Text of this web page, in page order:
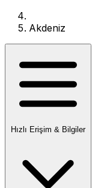
Akdeniz
Hızlı Erişim & Bilgiler